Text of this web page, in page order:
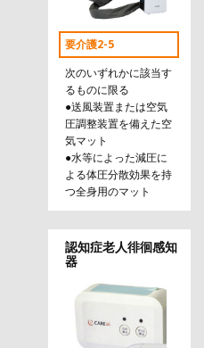
要介護2-5
次のいずれかに該当す
るものに限る
●送風装置または空気
圧調整装置を備えた空
気マット
●水等によった減圧に
よる体圧分散効果を持
つ全身用のマット
認知症老人徘徊感知
器